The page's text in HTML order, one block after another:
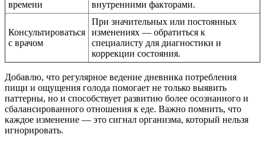
времени
внутренними факторами.
Консультироваться
с врачом
При значительных или постоянных
изменениях — обратиться к
специалисту для диагностики и
коррекции состояния.
Добавлю, что регулярное ведение дневника потребления
пищи и ощущения голода помогает не только выявить
паттерны, но и способствует развитию более осознанного и
сбалансированного отношения к еде. Важно помнить, что
каждое изменение — это сигнал организма, который нельзя
игнорировать.